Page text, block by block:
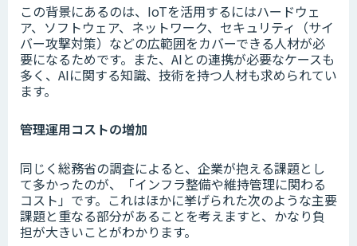
この背景にあるのは、IoTを活用するにはハードウェ
ア、ソフトウェア、ネットワーク、セキュリティ（サイ
バー攻撃対策）などの広範囲をカバーできる人材が必
要になるためです。また、AIとの連携が必要なケースも
多く、AIに関する知識、技術を持つ人材も求められてい
ます。
管理運用コストの増加
同じく総務省の調査によると、企業が抱える課題とし
て多かったのが、「インフラ整備や維持管理に関わる
コスト」です。これはほかに挙げられた次のような主要
課題と重なる部分があることを考えますと、かなり負
担が大きいことがわかります。